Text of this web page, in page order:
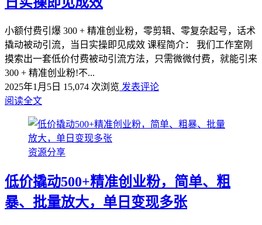
小额付费引爆 300 + 精准创业粉，零剪辑、零复杂起号，话术
撬动被动引流，当日实操即见成效 课程简介： 我们工作室刚
摸索出一套低价付费被动引流方法，只需微微付费，就能引来
300 + 精准创业粉!不...
2025年1月5日 15,074 次浏览 发表评论
阅读全文
资源分享
低价撬动500+精准创业粉，简单、粗
暴、批量放大，单日变现多张